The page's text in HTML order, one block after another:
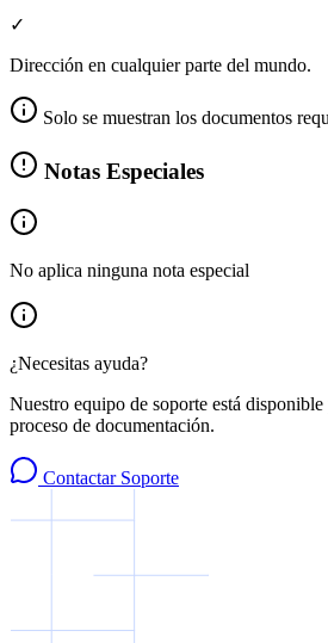
✓
Dirección en cualquier parte del mundo.
Solo se muestran los documentos
Notas Especiales
No aplica ninguna nota especial
¿Necesitas ayuda?
Nuestro equipo de soporte está
proceso de documentación.
Contactar Soporte